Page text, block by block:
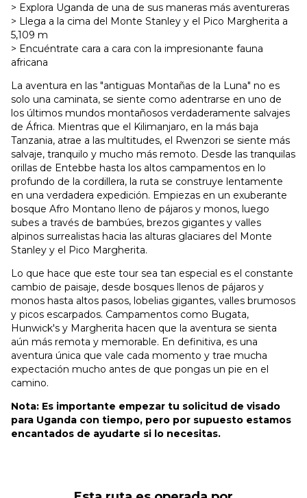
> Explora Uganda de una de sus maneras más aventureras
> Llega a la cima del Monte Stanley y el Pico Margherita a
5,109 m
> Encuéntrate cara a cara con la impresionante fauna
africana
La aventura en las "antiguas Montañas de la Luna" no es
solo una caminata, se siente como adentrarse en uno de
los últimos mundos montañosos verdaderamente salvajes
de África. Mientras que el Kilimanjaro, en la más baja
Tanzania, atrae a las multitudes, el Rwenzori se siente más
salvaje, tranquilo y mucho más remoto. Desde las tranquilas
orillas de Entebbe hasta los altos campamentos en lo
profundo de la cordillera, la ruta se construye lentamente
en una verdadera expedición. Empiezas en un exuberante
bosque Afro Montano lleno de pájaros y monos, luego
subes a través de bambúes, brezos gigantes y valles
alpinos surrealistas hacia las alturas glaciares del Monte
Stanley y el Pico Margherita.
Lo que hace que este tour sea tan especial es el constante
cambio de paisaje, desde bosques llenos de pájaros y
monos hasta altos pasos, lobelias gigantes, valles brumosos
y picos escarpados. Campamentos como Bugata,
Hunwick's y Margherita hacen que la aventura se sienta
aún más remota y memorable. En definitiva, es una
aventura única que vale cada momento y trae mucha
expectación mucho antes de que pongas un pie en el
camino.
Nota: Es importante empezar tu solicitud de visado
para Uganda con tiempo, pero por supuesto estamos
encantados de ayudarte si lo necesitas.